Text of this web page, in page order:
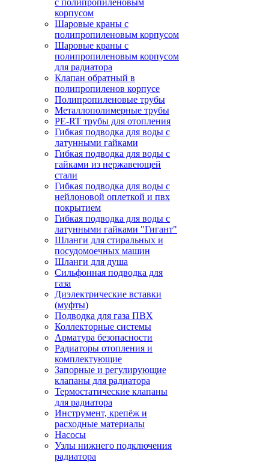
с полипропиленовым
корпусом
Шаровые краны с
полипропиленовым корпусом
Шаровые краны с
полипропиленовым корпусом
для радиатора
Клапан обратный в
полипропиленов корпусе
Полипропиленовые трубы
Металлополимерные трубы
PE-RT трубы для отопления
Гибкая подводка для воды с
латунными гайками
Гибкая подводка для воды с
гайками из нержавеющей
стали
Гибкая подводка для воды с
нейлоновой оплеткой и пвх
покрытием
Гибкая подводка для воды с
латунными гайками "Гигант"
Шланги для стиральных и
посудомоечных машин
Шланги для душа
Сильфонная подводка для
газа
Диэлектрические вставки
(муфты)
Подводка для газа ПВХ
Коллекторные системы
Арматура безопасности
Радиаторы отопления и
комплектующие
Запорные и регулирующие
клапаны для радиатора
Термостатические клапаны
для радиатора
Инструмент, крепёж и
расходные материалы
Насосы
Узлы нижнего подключения
радиатора